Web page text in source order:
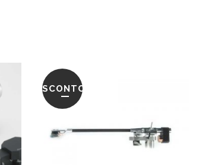
SCONTO